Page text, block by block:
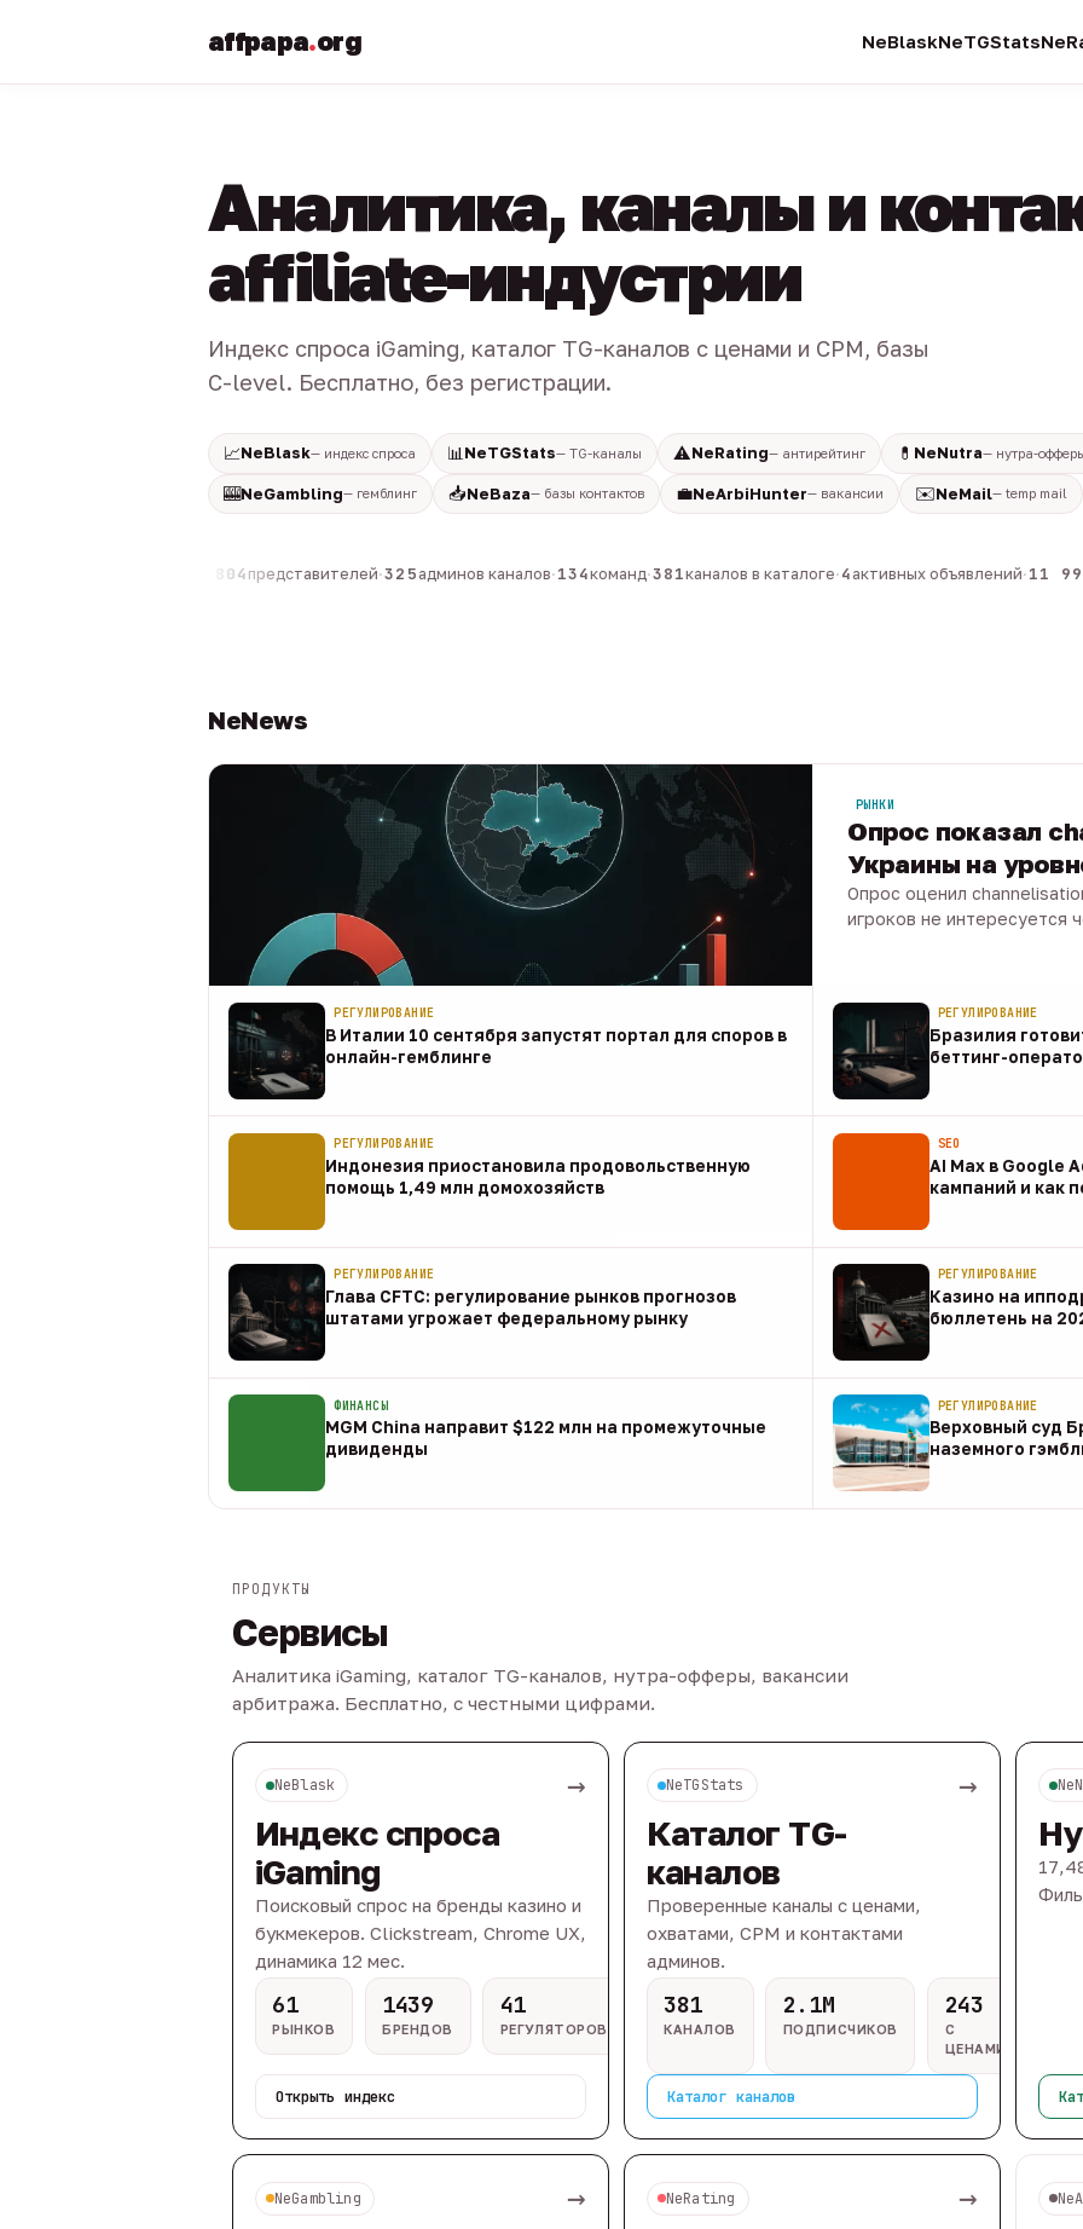
affpapa.org NeBlaskNeTGStats
Аналитика, каналы и
affiliate-индустрии
Индекс спроса iGaming, каталог TG-каналов с ценами и CPM, базы
C-level. Бесплатно, без регистрации.
📈NeBlask— индекс спроса 📊 NeTGStats— TG-каналы ⚠️NeRating— антирейтинг 💊 NeNutra— нутра-
🎰NeGambling— гемблинг 📥NeBaza— базы контактов 💼NeArbiHunter— вакансии ✉️NeMail— temp mail
804представителей·325админов каналов·134команд·381каналов в каталоге·4активных объявлений·11 990
NeNews
РЫНКИ
Опрос показал
Украины на
Опрос оценил
игроков не интересуется
РЕГУЛИРОВАНИЕ
В Италии 10 сентября запустят портал для споров в
онлайн-гемблинге
РЕГУЛИРОВАНИЕ
Бразилия
беттинг-
07 авг
РЕГУЛИРОВАНИЕ
Индонезия приостановила продовольственную
помощь 1,49 млн домохозяйств
SEO
AI Max в Google
кампаний и как
07 авг
РЕГУЛИРОВАНИЕ
Глава CFTC: регулирование рынков прогнозов
штатами угрожает федеральному рынку
РЕГУЛИРОВАНИЕ
Казино на
бюллетень на
07 авг
ФИНАНСЫ
MGM China направит $122 млн на промежуточные
дивиденды
РЕГУЛИРОВАНИЕ
Верховный суд
наземного
07 авг
ПРОДУКТЫ
Сервисы
Аналитика iGaming, каталог TG-каналов, нутра-офферы, вакансии
арбитража. Бесплатно, с честными цифрами.
NeBlask →
Индекс спроса
iGaming
Поисковый спрос на бренды казино и
букмекеров. Clickstream, Chrome UX,
динамика 12 мес.
61
РЫНКОВ
1439
БРЕНДОВ
41
РЕГУЛЯТОРОВ
Открыть индекс
NeTGStats →
Каталог TG-
каналов
Проверенные каналы с ценами,
охватами, CPM и контактами
админов.
381
КАНАЛОВ
2.1M
ПОДПИСЧИКОВ
243
С
ЦЕНАМИ
Каталог каналов
NeGambling → NeRating →